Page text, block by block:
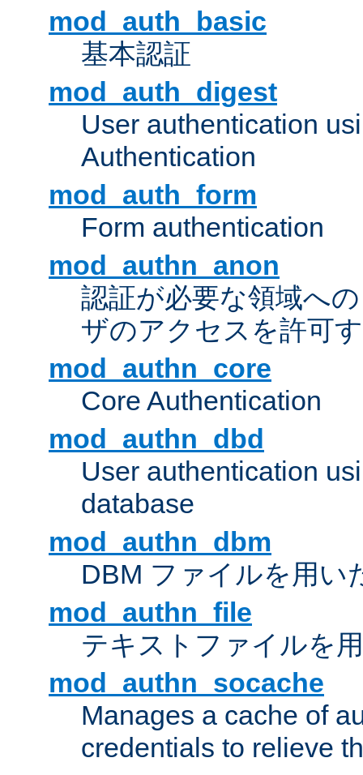
mod_auth_basic
基本認証
mod_auth_digest
User authentication
Authentication
mod_auth_form
Form authentication
mod_authn_anon
認証が必要な領域へ
ザのアクセスを許可
mod_authn_core
Core Authentication
mod_authn_dbd
User authentication
database
mod_authn_dbm
DBM ファイルを用い
mod_authn_file
テキストファイルを
mod_authn_socache
Manages a cache of
credentials to relieve